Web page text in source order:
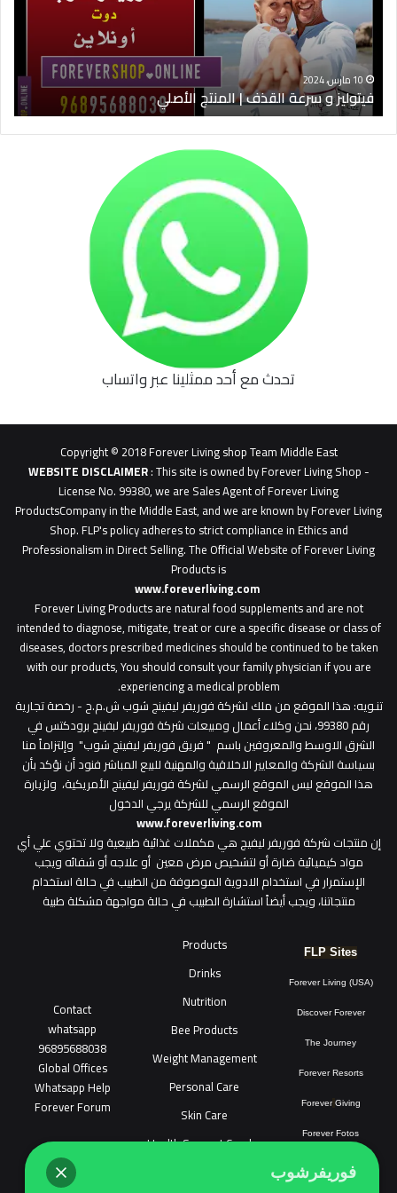
المنتج
الأصلي
10 مارس، 2024
فيتوليز و سرعة القذف | المنتج الأصلي
تحدث مع أحد ممثلينا عبر واتساب
Copyright © 2018 Forever Living shop Team Middle East
WEBSITE DISCLAIMER: This site is owned by Forever Living Shop -
License No. 99380, we are Sales Agent of Forever Living
ProductsCompany in the Middle East, and we are known by Forever Living
Shop. FLP's policy adheres to strict compliance in Ethics and
Professionalism in Direct Selling. The Official Website of Forever Living
Products is
www.foreverliving.com
Forever Living Products are natural food supplements and are not
intended to diagnose, mitigate, treat or cure a specific disease or class of
diseases, doctors prescribed medicines should be continued to be taken
with our products, You should consult your family physician if you are
experiencing a medical problem.
تنـويه: هذا الموقع من ملك لشركة فوريفر ليفينج شوب ش.م.ح - رخصة تجارية
رقم 99380، نحن وكلاء أعمال ومبيعات شركة فوريفر لبفينج برودكتس في
الشرق الاوسط والمعروفين باسم " فريق فوريفر ليفينج شوب" وإلتزاماً منا
بسياسة الشركة والمعايير الاخلاقية والمهنية للبيع المباشر فنود أن نؤكد بأن
هذا الموقع ليس الموقع الرسمي لشركة فوريفر ليفينج الأمريكية، ولزيارة
الموقع الرسمي للشركة يرجي الدخول
www.foreverliving.com
​إن منتجات شركة فوريفر ليفيج هي مكملات غذائية طبيعية ولا تحتوي علي أي
مواد كيميائية ضارة أو لتشخيص مرض معين أو علاجه أو شفائه ويجب
الإستمرار في استخدام الادوية الموصوفة من الطبيب في حالة استخدام
منتجاتنا، ويجب أيضاً استشارة الطبيب في حالة مواجهة مشكلة طبية
FLP Sites
Forever Living (USA)
Discover Forever
The Journey
Forever Resorts
Forever Giving
Forever Fotos
Products
Drinks
Nutrition
Bee Products
Weight Management
Personal Care
Skin Care
Health Support Combo
Contact
whatsapp
96895688038
Global Offices
Whatsapp Help
Forever Forum
فوريفرشوب